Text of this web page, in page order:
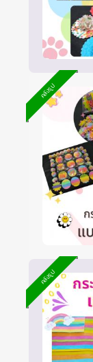
คลังรูป
คลังรูป